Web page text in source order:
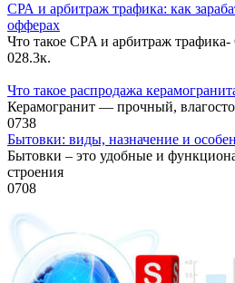
СРА и арбитраж трафика: как
офферах
Что такое CPA и арбитраж
028.3к.
Что такое распродажа
Керамогранит — прочный,
0738
Бытовки: виды, назначение и
Бытовки – это удобные и
строения
0708